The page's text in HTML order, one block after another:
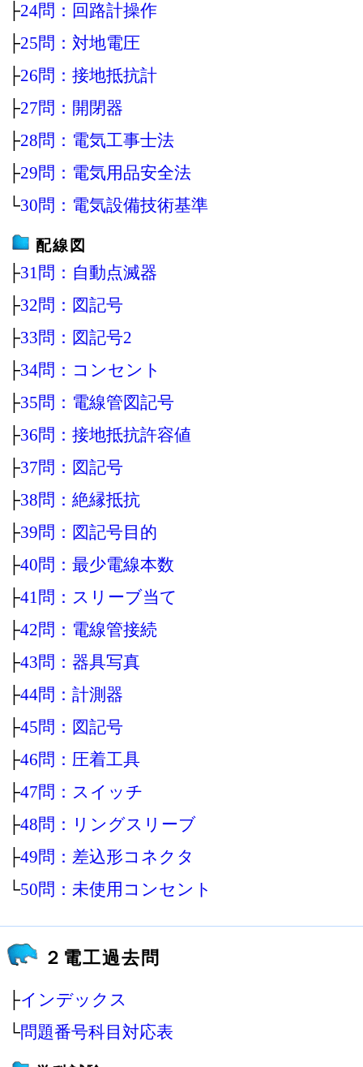
├24問：回路計操作
├25問：対地電圧
├26問：接地抵抗計
├27問：開閉器
├28問：電気工事士法
├29問：電気用品安全法
└30問：電気設備技術基準
配線図
├31問：自動点滅器
├32問：図記号
├33問：図記号2
├34問：コンセント
├35問：電線管図記号
├36問：接地抵抗許容値
├37問：図記号
├38問：絶縁抵抗
├39問：図記号目的
├40問：最少電線本数
├41問：スリーブ当て
├42問：電線管接続
├43問：器具写真
├44問：計測器
├45問：図記号
├46問：圧着工具
├47問：スイッチ
├48問：リングスリーブ
├49問：差込形コネクタ
└50問：未使用コンセント
２電工過去問
├インデックス
└問題番号科目対応表